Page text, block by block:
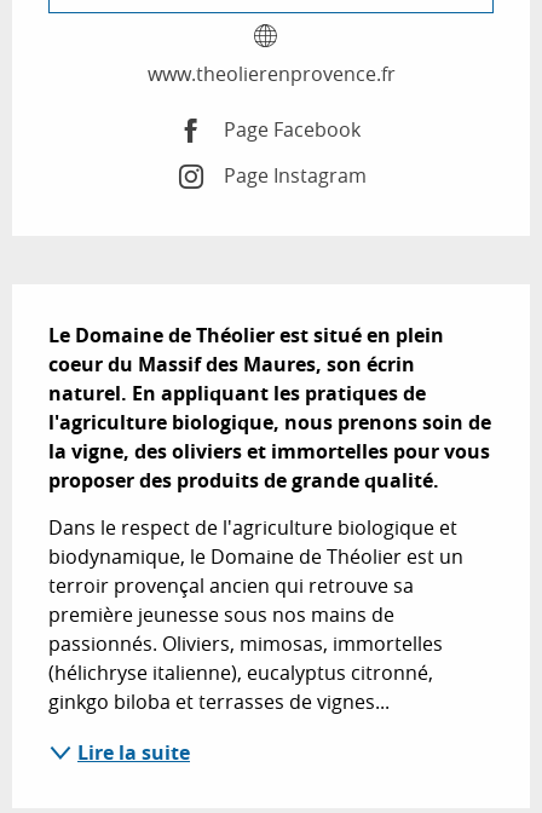
www.theolierenprovence.fr
Page Facebook
Page Instagram
Le Domaine de Théolier est situé en plein
coeur du Massif des Maures, son écrin
naturel. En appliquant les pratiques de
l'agriculture biologique, nous prenons soin de
la vigne, des oliviers et immortelles pour vous
proposer des produits de grande qualité.
Dans le respect de l'agriculture biologique et
biodynamique, le Domaine de Théolier est un
terroir provençal ancien qui retrouve sa
première jeunesse sous nos mains de
passionnés. Oliviers, mimosas, immortelles
(hélichryse italienne), eucalyptus citronné,
ginkgo biloba et terrasses de vignes...
Lire la suite